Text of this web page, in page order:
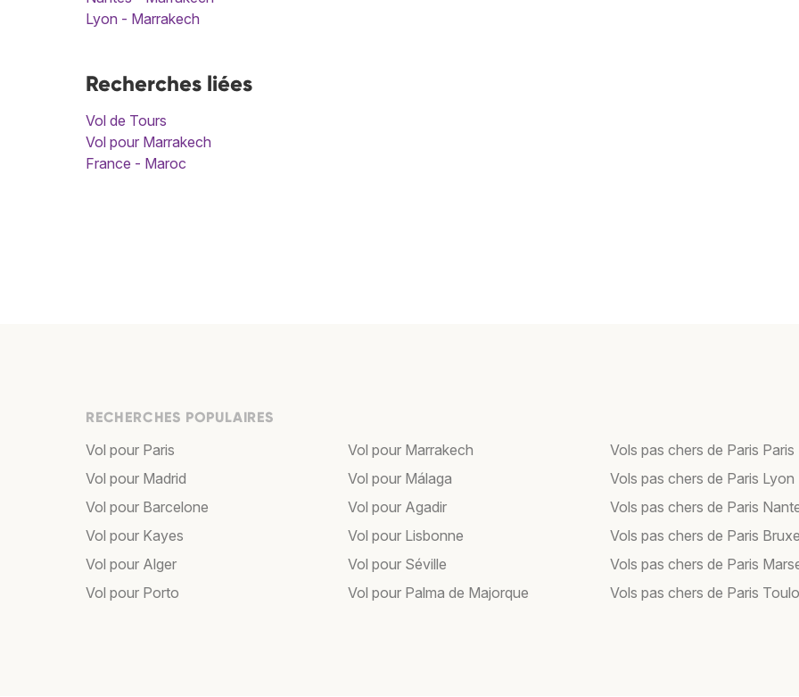
Lyon - Marrakech
Recherches liées
Vol de Tours
Vol pour Marrakech
France - Maroc
RECHERCHES POPULAIRES
Vol pour Paris
Vol pour Madrid
Vol pour Barcelone
Vol pour Kayes
Vol pour Alger
Vol pour Porto
Vol pour Marrakech
Vol pour Málaga
Vol pour Agadir
Vol pour Lisbonne
Vol pour Séville
Vol pour Palma de Majorque
Vols pas chers de Paris Paris
Vols pas chers de Paris Lyon
Vols pas chers de Paris
Vols pas chers de Paris
Vols pas chers de Paris
Vols pas chers de Paris